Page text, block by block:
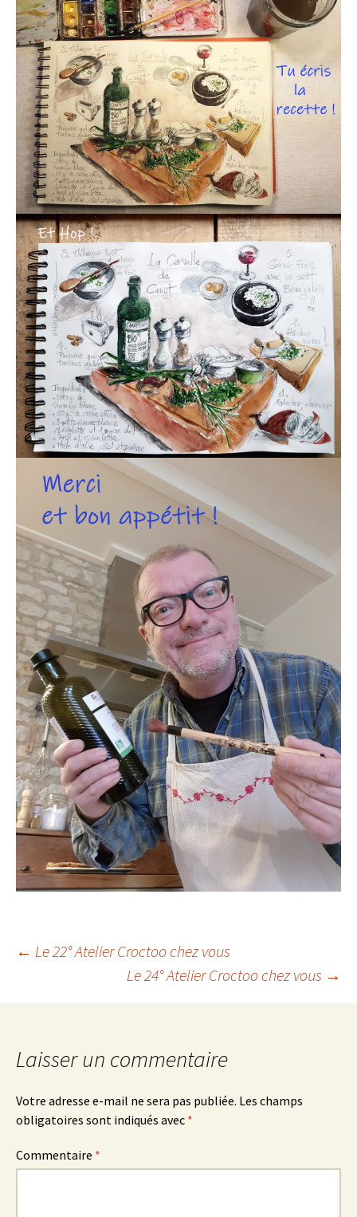
Navigation des
articles
← Le 22° Atelier Croctoo chez vous
Le 24° Atelier Croctoo chez vous →
Laisser un commentaire
Votre adresse e-mail ne sera pas publiée. Les champs
obligatoires sont indiqués avec *
Commentaire *